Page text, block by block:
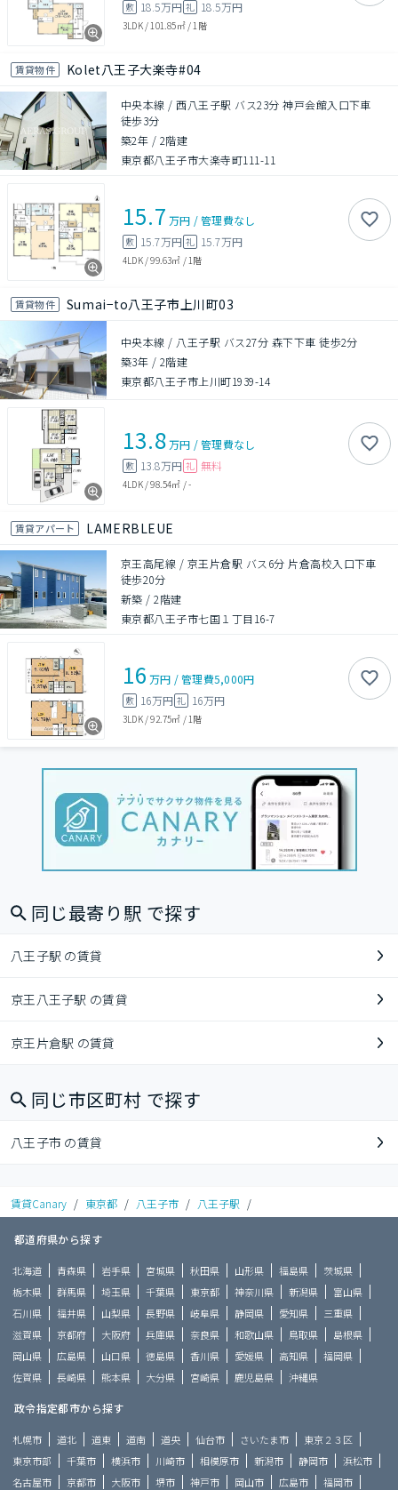
敷 18.5万円 礼 18.5万円
3LDK/ 101.85㎡/ 1階
賃貸物件 Kolet八王子大楽寺#04
中央本線 / 西八王子駅 バス23分 神戸会館入口下車
徒歩3分
築2年 / 2階建
東京都八王子市大楽寺町111-11
15.7 万円 /管理費なし
敷 15.7万円 礼 15.7万円
4LDK/99.63㎡ / 1階
賃貸物件 Sumai−to八王子市上川町03
中央本線 / 八王子駅 バス27分 森下下車 徒歩2分
築3年 / 2階建
東京都八王子市上川町1939-14
13.8万円 /管理費なし
敷 13.8万円 礼 無料
4LDK/98.54㎡ /-
賃貸アパート LAMERBLEUE
京王高尾線 / 京王片倉駅 バス6分 片倉高校入口下車
徒歩20分
新築 /2階建
東京都八王子市七国１丁目16-7
16 万円 /管理費5,000円
敷 16万円 礼 16万円
3LDK/92.75㎡ / 1階
同じ最寄り駅 で探す
八王子駅 の賃貸
京王八王子駅 の賃貸
京王片倉駅 の賃貸
同じ市区町村 で探す
八王子市 の賃貸
賃貸Canary / 東京都 / 八王子市 / 八王子駅 /
都道府県から探す
北海道 青森県 岩手県 宮城県 秋田県 山形県 福島県
茨城県
栃木県
群馬県 埼玉県 千葉県 東京都 神奈川県 新潟県
富山県
石川県
福井県 山梨県 長野県 岐阜県 静岡県 愛知県
三重県
滋賀県
京都府 大阪府 兵庫県 奈良県 和歌山県 鳥取県
島根県
岡山県
広島県 山口県 徳島県 香川県 愛媛県 高知県
福岡県
佐賀県
長崎県 熊本県 大分県 宮崎県 鹿児島県 沖縄県
政令指定都市から探す
札幌市 道北 道東 道南 道央 仙台市 さいたま市
東京２３区
東京市部
千葉市 横浜市 川崎市 相模原市 新潟市 静岡市
浜松市
名古屋市
京都市 大阪市 堺市 神戸市 岡山市 広島市 福岡市